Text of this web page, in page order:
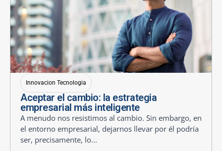
Innovacion Tecnologia
Aceptar el cambio: la estrategia
empresarial más inteligente
A menudo nos resistimos al cambio. Sin embargo, en
el entorno empresarial, dejarnos llevar por él podría
ser, precisamente, lo...